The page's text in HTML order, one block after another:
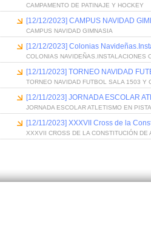
CAMPAMENTO DE PATINAJE Y HOCKEY
[12/12/2023] CAMPUS NAVIDAD
CAMPUS NAVIDAD GIMNASIA
[12/12/2023] Colonias
COLONIAS NAVIDEÑAS.INSTALACIONES
[12/11/2023] TORNEO NAVIDAD
TORNEO NAVIDAD FUTBOL SALA 1503 Y
[12/11/2023] JORNADA ESCOLAR
JORNADA ESCOLAR ATLETISMO EN
[12/11/2023] XXXVII Cross de la
XXXVII CROSS DE LA CONSTITUCIÓN DE